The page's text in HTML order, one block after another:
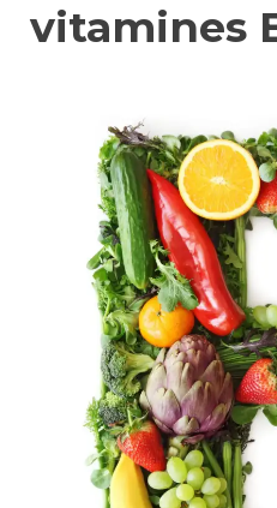
vitamines